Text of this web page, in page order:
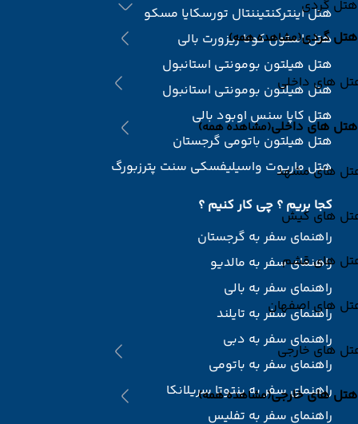
هتل گردی
هتل گردی(مشاهده همه)
های داخلی
هتل های داخلی(مشاهده همه)
های مشهد
های کیش
های قشم
های اصفهان
های خارجی
هتل های خارجی(مشاهده همه)
هتل اینترکنتیننتال تورسکایا مسکو
هتل استون کوتا ریزورت بالی
هتل هیلتون بومونتی استانبول
هتل هیلتون بومونتی استانبول
هتل کاپا سنس اوبود بالی
هتل هیلتون باتومی گرجستان
هتل ماریوت واسیلیفسکی سنت پترزبورگ
کجا بریم ؟ چی کار کنیم ؟
راهنمای سفر به گرجستان
راهنمای سفر به مالدیو
راهنمای سفر به بالی
راهنمای سفر به تایلند
راهنمای سفر به دبی
راهنمای سفر به باتومی
راهنمای سفر به بنتوتا سریلانکا
راهنمای سفر به تفلیس